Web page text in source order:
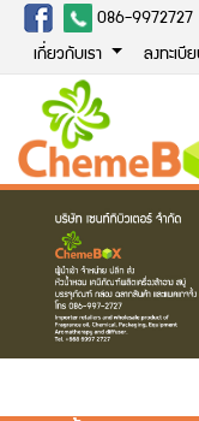
086-9972727
เกี่ยวกับเรา ลงทะเบี